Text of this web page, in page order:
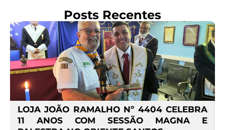
Posts Recentes
LOJA JOÃO RAMALHO Nº 4404 CELEBRA
11 ANOS COM SESSÃO MAGNA E